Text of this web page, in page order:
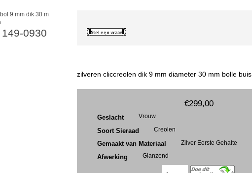
0930
zilveren cliccreolen dik 9 mm diameter 30 mm bolle buis
€299,00
Geslacht Vrouw
Soort Sieraad Creolen
Gemaakt van Materiaal Zilver Eerste Gehalte
Afwerking Glanzend